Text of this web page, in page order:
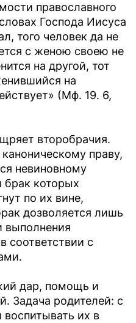
православного
Господа Иисуса
того человек да не
с женою своею не
на другой, тот
на
(Мф. 19. 6,
второбрачия.
праву,
невиновному
брак которых
по их вине,
дозволяется лишь
выполнения
соответствии с
дар, помощь и
Задача родителей: с
их в